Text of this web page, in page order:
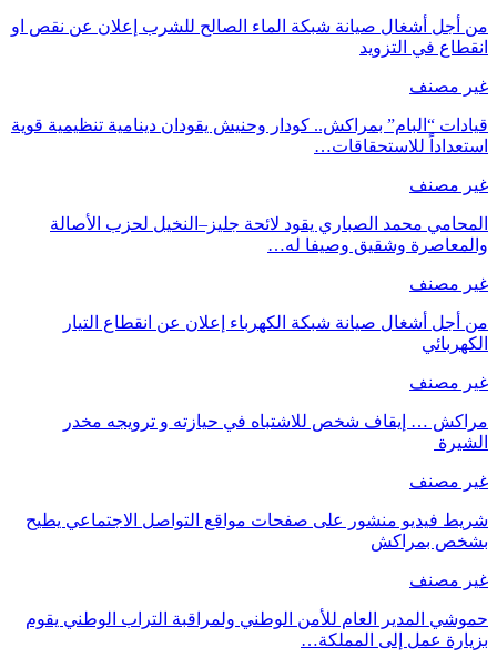
من أجل أشغال صيانة شبكة الماء الصالح للشرب إعلان عن نقص او
انقطاع في التزويد
غير مصنف
قيادات “البام” بمراكش.. كودار وحنيش يقودان دينامية تنظيمية قوية
استعداداً للاستحقاقات…
غير مصنف
المحامي محمد الصباري يقود لائحة جليز–النخيل لحزب الأصالة
والمعاصرة وشقيق وصيفا له…
غير مصنف
من أجل أشغال صيانة شبكة الكهرباء إعلان عن انقطاع التيار
الكهربائي
غير مصنف
مراكش … إيقاف شخص للاشتباه في حيازته و ترويجه مخدر
الشيرة
غير مصنف
شريط فيديو منشور على صفحات مواقع التواصل الاجتماعي يطيح
بشخص بمراكش
غير مصنف
حموشي المدير العام للأمن الوطني ولمراقبة التراب الوطني يقوم
بزيارة عمل إلى المملكة…